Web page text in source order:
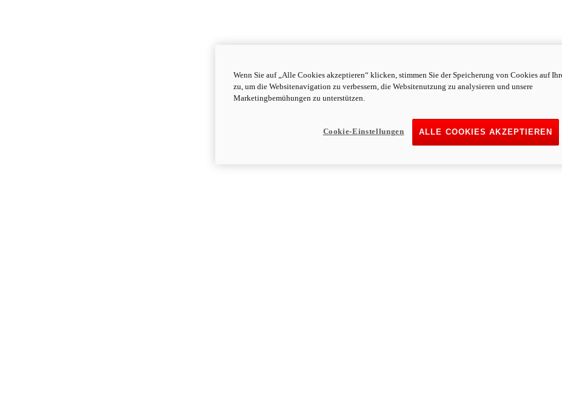
Wenn Sie auf „Alle Cookies akzeptieren“ klicken, stimmen Sie der Speicherung von Cookies auf
zu, um die Websitenavigation zu verbessern, die Websitenutzung zu analysieren und unsere
Marketingbemühungen zu unterstützen.
ALLE COOKIES AKZEPTIEREN
Cookie-Einstellungen